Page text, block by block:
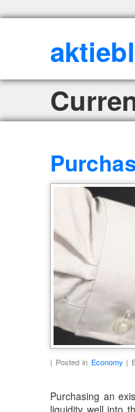
| Posted in Economy |
Purchasing an